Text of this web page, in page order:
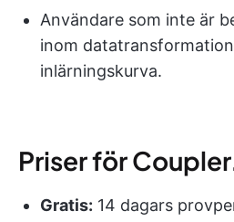
Användare som inte är
inom
inlärningskurva.
Priser för
Gratis: 14 dagars